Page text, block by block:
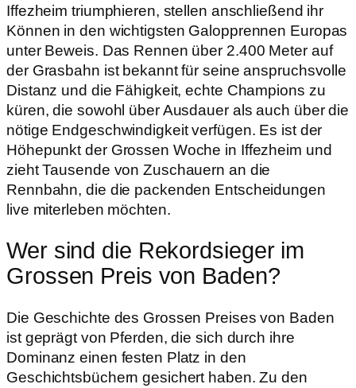
Iffezheim triumphieren, stellen anschließend ihr
Können in den wichtigsten Galopprennen Europas
unter Beweis. Das Rennen über 2.400 Meter auf
der Grasbahn ist bekannt für seine anspruchsvolle
Distanz und die Fähigkeit, echte Champions zu
küren, die sowohl über Ausdauer als auch über die
nötige Endgeschwindigkeit verfügen. Es ist der
Höhepunkt der Grossen Woche in Iffezheim und
zieht Tausende von Zuschauern an die
Rennbahn, die die packenden Entscheidungen
live miterleben möchten.
Wer sind die Rekordsieger im
Grossen Preis von Baden?
Die Geschichte des Grossen Preises von Baden
ist geprägt von Pferden, die sich durch ihre
Dominanz einen festen Platz in den
Geschichtsbüchern gesichert haben. Zu den